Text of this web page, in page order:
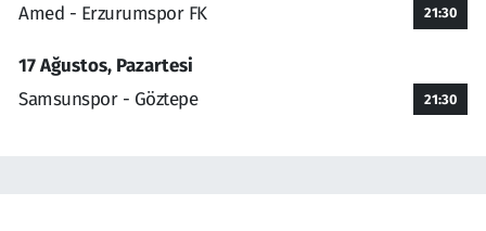
Amed - Erzurumspor FK 21:30
17 Ağustos, Pazartesi
Samsunspor - Göztepe
21:30